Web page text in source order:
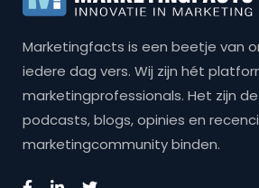
Marketingfacts is een beetje van
iedere dag vers. Wij zijn hét
marketingprofessionals. Het zijn
podcasts, blogs, opinies en
marketingcommunity binden.